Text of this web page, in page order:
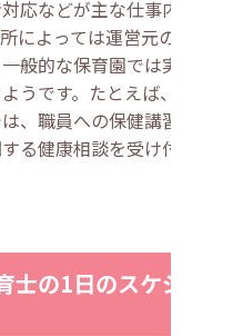
応などが主な仕事内容に
によっては運営元の方針
般的な保育園では実施し
うです。たとえば、病院
、職員への保健講習があ
る健康相談を受け付けて
の1日のスケジ